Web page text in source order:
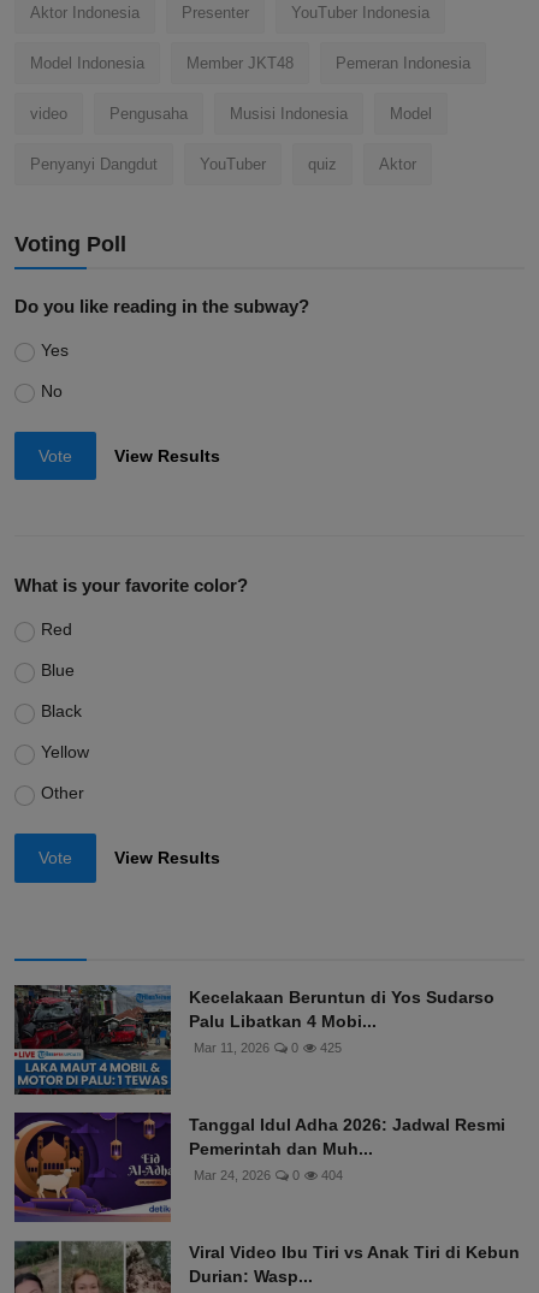
Aktor Indonesia Presenter YouTuber Indonesia
Model Indonesia Member JKT48 Pemeran Indonesia
video Pengusaha Musisi Indonesia Model
Penyanyi Dangdut YouTuber quiz Aktor
Voting Poll
Do you like reading in the subway?
Yes
No
Vote View Results
What is your favorite color?
Red
Blue
Black
Yellow
Other
Vote View Results
Kecelakaan Beruntun di Yos Sudarso
Palu Libatkan 4 Mobi...
Mar 11, 2026 0 425
Tanggal Idul Adha 2026: Jadwal Resmi
Pemerintah dan Muh...
Mar 24, 2026 0 404
Viral Video Ibu Tiri vs Anak Tiri di Kebun
Durian: Wasp...